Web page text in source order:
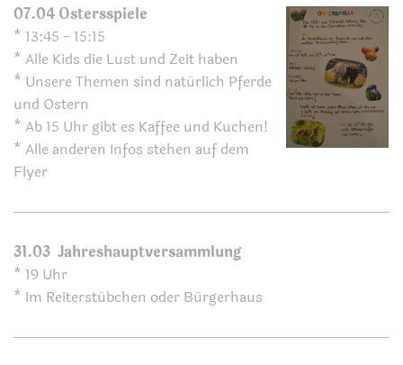
07.04 Ostersspiele
* 13:45 - 15:15
* Alle Kids die Lust und Zeit haben
* Unsere Themen sind natürlich Pferde
und Ostern
* Ab 15 Uhr gibt es Kaffee und Kuchen!
* Alle anderen Infos stehen auf dem
Flyer
31.03 Jahreshauptversammlung
* 19 Uhr
* Im Reiterstübchen oder Bürgerhaus